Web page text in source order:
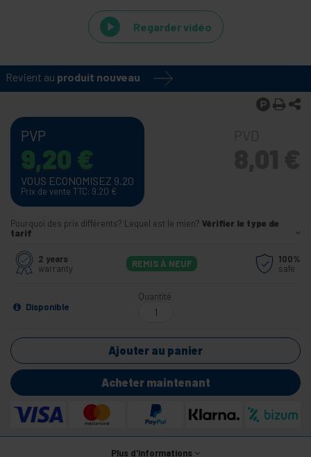
Regarder vidéo
Revient au produit nouveau
PVP
9,20 €
VOUS ECONOMISEZ 9.20
Prix de vente TTC: 9,20 €
Pourquoi des prix différents? Lequel est le mien? Vérifier le type de
tarif
2 years
warranty
REMIS À NEUF
100%
safe
Disponible
Quantité
Ajouter au panier
Acheter maintenant
Plus d'informations